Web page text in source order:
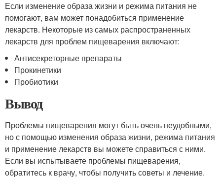
Если изменение образа жизни и режима питания не
помогают, вам может понадобиться применение
лекарств. Некоторые из самых распространенных
лекарств для проблем пищеварения включают:
Антисекреторные препараты
Прокинетики
Пробиотики
Вывод
Проблемы пищеварения могут быть очень неудобными,
но с помощью изменения образа жизни, режима питания
и применение лекарств вы можете справиться с ними.
Если вы испытываете проблемы пищеварения,
обратитесь к врачу, чтобы получить советы и лечение.